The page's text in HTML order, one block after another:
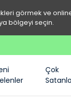
görmek ve
bölgeyi seçin.
Çok